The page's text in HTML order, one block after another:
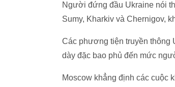
Người đứng đầu Ukraine nói
Sumy, Kharkiv và Chernigov,
Các phương tiện truyền thông
dày đặc bao phủ đến mức
Moscow khẳng định các cuộc